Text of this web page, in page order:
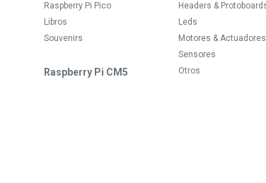
Raspberry Pi Pico
Libros
Souvenirs
Raspberry Pi CM5
Headers &
Leds
Motores & Actuadores
Sensores
Otros